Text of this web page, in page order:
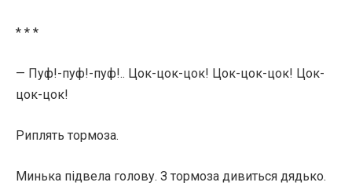
* * *
— Пуф!-пуф!-пуф!.. Цок-цок-цок! Цок-цок-цок! Цок-
цок-цок!
Риплять тормоза.
Минька підвела голову. З тормоза дивиться дядько.